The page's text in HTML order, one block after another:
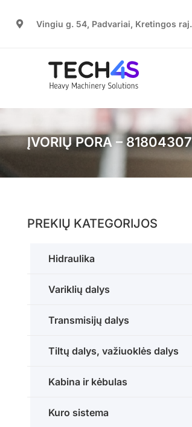
Vingiu g. 54, Padvariai, Kretingos raj.
ĮVORIŲ PORA – 81804307
PREKIŲ KATEGORIJOS
Hidraulika
Variklių dalys
Transmisijų dalys
Tiltų dalys, važiuoklės dalys
Kabina ir kėbulas
Kuro sistema